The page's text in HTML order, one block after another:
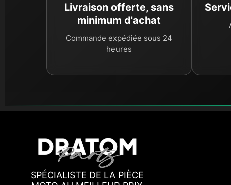
Livraison offerte, sans
minimum d'achat
Commande expédiée sous 24
heures
SPÉCIALISTE DE LA PIÈCE